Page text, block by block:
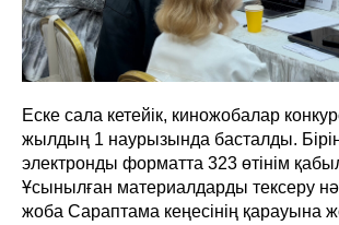
Еске сала кетейік, киножобалар
жылдың 1 наурызында басталды.
электронды форматта 323 өтінім
Ұсынылған материалдарды тексеру
жоба Сараптама кеңесінің қарауына